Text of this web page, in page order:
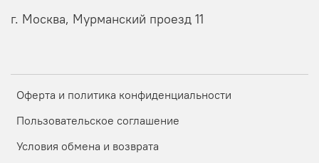
Оферта и политика конфиденциальности
Пользовательское соглашение
Условия обмена и возврата
г. Москва, Мурманский проезд 11